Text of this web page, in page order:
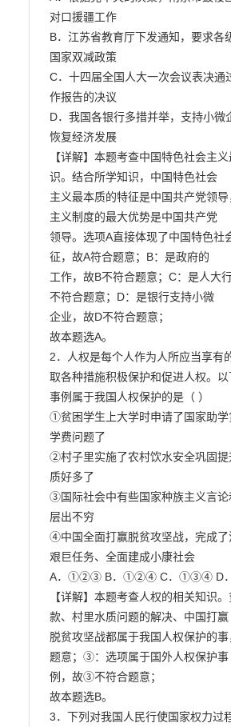
对口援疆工作
B．江苏省教育厅下发通知，要求各
国家双减政策
C．十四届全国人大一次会议表决通
作报告的决议
D．我国各银行多措并举，支持小微
恢复经济发展
【详解】本题考查中国特色社会主
识。结合所学知识，中国特色社会
主义最本质的特征是中国共产党领
主义制度的最大优势是中国共产党
领导。选项A直接体现了中国特色社
征，故A符合题意；B：是政府的
工作，故B不符合题意；C：是人大
不符合题意；D：是银行支持小微
企业，故D不符合题意；
故本题选A。
2．人权是每个人作为人所应当享有
取各种措施积极保护和促进人权。以
事例属于我国人权保护的是（ ）
①贫困学生上大学时申请了国家助学
学费问题了
②村子里实施了农村饮水安全巩固提
质好多了
③国际社会中有些国家种族主义言论
层出不穷
④中国全面打赢脱贫攻坚战，完成了
艰巨任务、全面建成小康社会
A．①②③ B．①②④ C．①③④ D
【详解】本题考查人权的相关知识
款、村里水质问题的解决、中国打赢
脱贫攻坚战都属于我国人权保护
题意；③：选项属于国外人权保护事
例，故③不符合题意；
故本题选B。
3．下列对我国人民行使国家权力过